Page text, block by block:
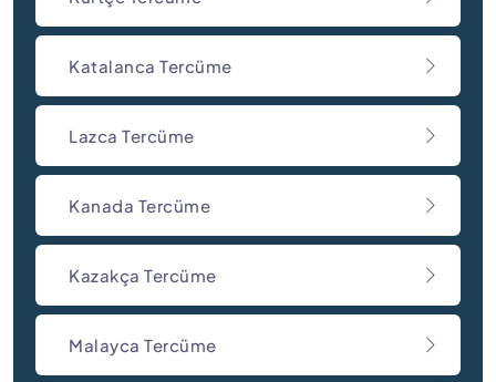
Katalanca Tercüme
Lazca Tercüme
Kanada Tercüme
Kazakça Tercüme
Malayca Tercüme